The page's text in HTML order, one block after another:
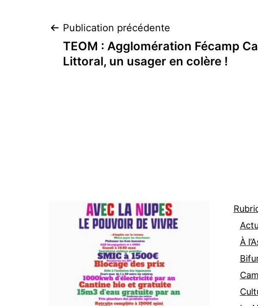
Navigation
de
Publication précédente
TEOM : Agglomération Fécamp
Littoral, un usager en colère !
À